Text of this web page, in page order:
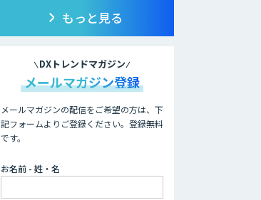
もっと見る
DXトレンドマガジン
メールマガジン登録
メールマガジンの配信をご希望の方は、下
記フォームよりご登録ください。登録無料
です。
お名前 - 姓・名